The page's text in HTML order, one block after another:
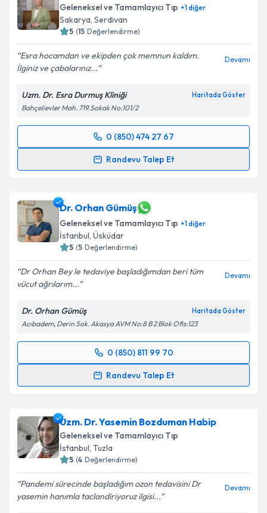
Geleneksel ve Tamamlayıcı Tıp +1diğer
Sakarya, Serdivan
5 (15 Değerlendirme)
Esra hocamdan ve ekipden çok memnun kaldım.
İlginiz ve çabalarınız...
Devamı
Uzm. Dr. Esra Durmuş Kliniği Haritada Göster
Bahçelievler Mah. 719.Sokak No:101/2
0 (850) 474 27 67
Randevu Talep Et
Randevu Takvimi Talebi
takvim hazırlandığında e-posta ile bilgilendireceğiz.
E-posta Adresiniz
Kişisel verilerimin işlenmesine ilişkin
kapsamda işlenmesini kabul ediyorum.
Takvim Talebini Gönder
Dr. Orhan Gümüş
Geleneksel ve Tamamlayıcı Tıp +1diğer
İstanbul, Üsküdar
5 (5 Değerlendirme)
Dr Orhan Bey le tedaviye başladığımdan beri tüm
vücut ağrılarım...
Devamı
Dr. Orhan Gümüş Haritada Göster
Acıbadem, Derin Sok. Akasya AVM No:8 B 2 Blok Ofis:123
0 (850) 811 99 70
Randevu Talep Et
Randevu Takvimi Talebi
takvim hazırlandığında e-posta ile bilgilendireceğiz.
E-posta Adresiniz
Kişisel verilerimin işlenmesine ilişkin
Uzm. Dr. Yasemin Bozduman Habip
Geleneksel ve Tamamlayıcı Tıp
İstanbul, Tuzla
5 (4 Değerlendirme)
Pandemi sürecinde başladığım ozon tedavisini Dr
yasemin hanımla taclandiriyoruz ilgisi...
Devamı